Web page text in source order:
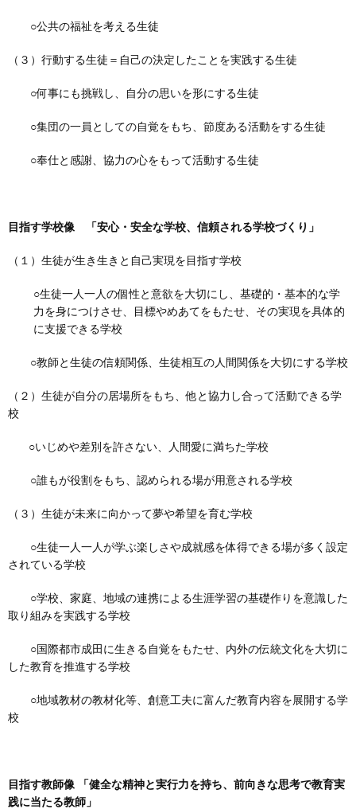
○公共の福祉を考える生徒
（３）行動する生徒＝自己の決定したことを実践する生徒
○何事にも挑戦し、自分の思いを形にする生徒
○集団の一員としての自覚をもち、節度ある活動をする生徒
○奉仕と感謝、協力の心をもって活動する生徒
目指す学校像 「安心・安全な学校、信頼される学校づくり」
（１）生徒が生き生きと自己実現を目指す学校
○生徒一人一人の個性と意欲を大切にし、基礎的・基本的な学
力を身につけさせ、目標やめあてをもたせ、その実現を具体的
に支援できる学校
○教師と生徒の信頼関係、生徒相互の人間関係を大切にする学校
（２）生徒が自分の居場所をもち、他と協力し合って活動できる学
校
○いじめや差別を許さない、人間愛に満ちた学校
○誰もが役割をもち、認められる場が用意される学校
（３）生徒が未来に向かって夢や希望を育む学校
○生徒一人一人が学ぶ楽しさや成就感を体得できる場が多く設定
されている学校
○学校、家庭、地域の連携による生涯学習の基礎作りを意識した
取り組みを実践する学校
○国際都市成田に生きる自覚をもたせ、内外の伝統文化を大切に
した教育を推進する学校
○地域教材の教材化等、創意工夫に富んだ教育内容を展開する学
校
目指す教師像 「健全な精神と実行力を持ち、前向きな思考で教育実
践に当たる教師」